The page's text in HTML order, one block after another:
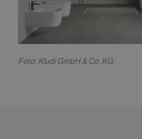
Foto: Kludi GmbH & Co. KG